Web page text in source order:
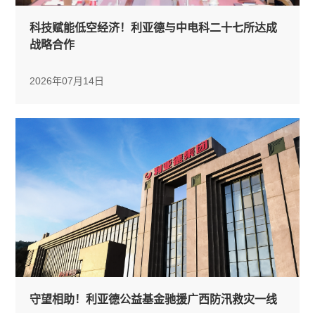
科技赋能低空经济！利亚德与中电科二十七所达成
战略合作
2026年07月14日
守望相助！利亚德公益基金驰援广西防汛救灾一线